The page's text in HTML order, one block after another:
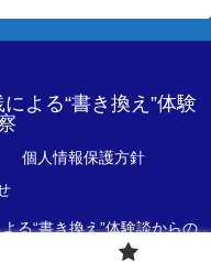
よる“書き換え”体験
個人情報保護方針
る“書き換え”体験談からの